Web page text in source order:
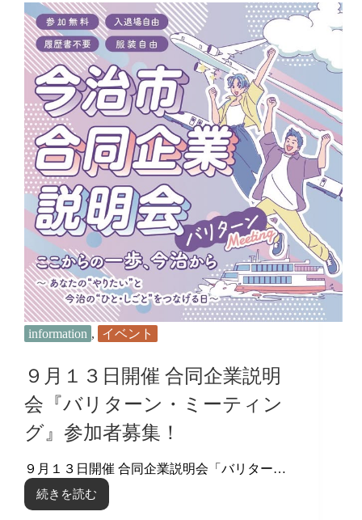
の
果
て
に
見
つ
け
た、
今
治
で
の
暮
ら
し…
福
岡
寿
亮
さ
ん
information , イベント
９月１３日開催 合同企業説明
会『バリターン・ミーティン
グ』参加者募集！
９月１３日開催 合同企業説明会「バリター…
続きを読む
９